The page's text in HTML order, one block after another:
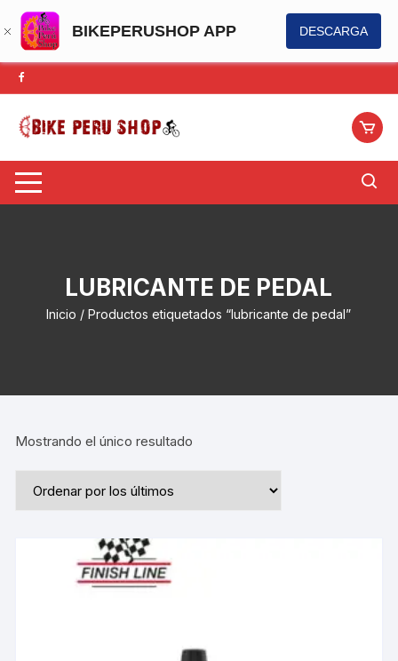
BIKEPERUSHOP APP DESCARGA
Saltar
al
contenido
LUBRICANTE DE PEDAL
Inicio / Productos etiquetados “lubricante de pedal”
Mostrando el único resultado